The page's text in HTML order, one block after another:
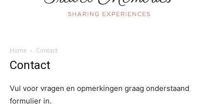
Home Contact
Contact
Vul voor vragen en opmerkingen graag onderstaand
formulier in.